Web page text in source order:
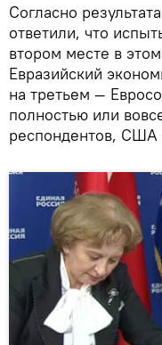
Согласно
ответили, что
втором месте в
Евразийский
на третьем —
полностью или
респондентов,